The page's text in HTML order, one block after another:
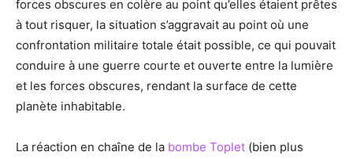
forces obscures en colère au point qu’elles étaient prêtes
à tout risquer, la situation s’aggravait au point où une
confrontation militaire totale était possible, ce qui pouvait
conduire à une guerre courte et ouverte entre la lumière
et les forces obscures, rendant la surface de cette
planète inhabitable.
La réaction en chaîne de la bombe Toplet (bien plus